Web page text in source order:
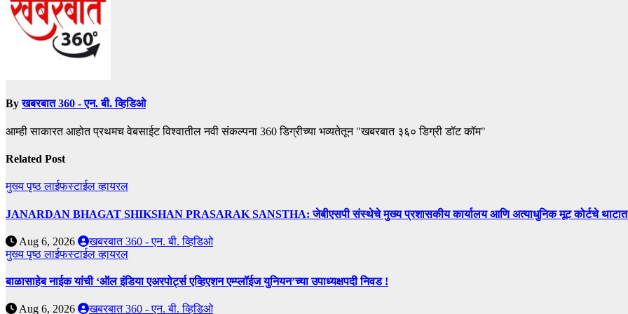
Byखबरबात 360 - एन. बी. व्हिडिओ
आम्ही साकारत आहोत प्रथमच वेबसाईट विश्वातील नवी संकल्पना 360 डिग्रीच्या भव्यतेतून "खबरबात ३६० डिग्री डॉट कॉम"
Related Post
मुख्य पृष्ठलाईफस्टाईलव्हायरल
JANARDAN BHAGAT SHIKSHAN PRASARAK SANSTHA: जेबीएसपी संस्थेचे मुख्य प्रशासकीय कार्यालय आणि अत्याधुनिक मूट कोर्टचे थाटात
Aug 6, 2026
खबरबात 360 - एन. बी. व्हिडिओ
मुख्य पृष्ठलाईफस्टाईलव्हायरल
बाळासाहेब नाईक यांची ‘ऑल इंडिया एअरपोर्ट्स एव्हिएशन एम्प्लॉईज युनियन’च्या उपाध्यक्षपदी निवड !
Aug 6, 2026 खबरबात 360 - एन. बी. व्हिडिओ